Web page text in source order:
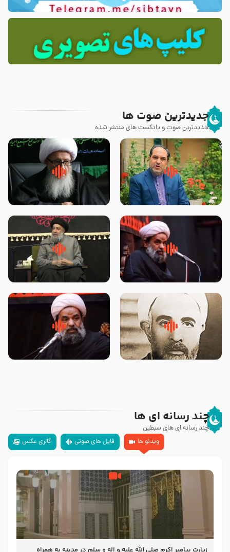
جدیدترین صوت ها
جدیدترین صوت و پادکست های منتشر شده
پیامبر صلی الله علیه وآله و سلم
فرمودند وای بر بچه های آخر
زوّار اربعین امام حسین (علیه
السلام) با این اشتیاق به زیارت
روضه جانسوز پاره های جگر امام
حسن مجتبی علیه السلام-حجت
لقب حضرت رقیه سلام الله علیها به
چه معناست – حجت الاسلام علوی
روضه‌ی مجلس یزید ملعون و
اسارت اهل‌بیت علیهم‌السلام –
سلام جوانی که امام حسین علیه
السلام خودش جوابش را دادند
چند رسانه ای ها
چند رسانه ای های سبطین
ویدئو ها
فایل های صوتی گالری عکس
زیارت پیامبر اکرم صلی الله علیه و اله و سلم در مدینه به همراه